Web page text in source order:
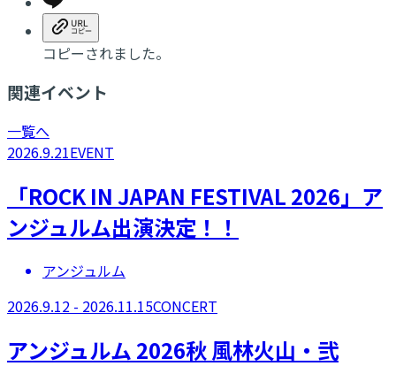
コピーされました。
関連イベント
一覧へ
2026.9.21EVENT
「ROCK IN JAPAN FESTIVAL 2026」ア
ンジュルム出演決定！！
アンジュルム
2026.9.12 - 2026.11.15CONCERT
アンジュルム 2026秋 風林火山・弐